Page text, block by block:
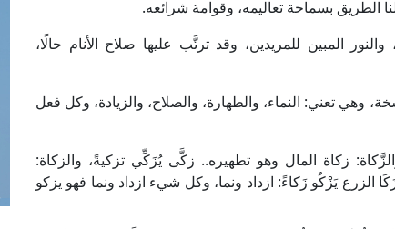
الطريق بسماحة تعاليمه، وقوامة شرائعه.
المبين للمريدين، وقد ترتَّب عليها صلاح الأنام حالًا،
وهي تعني: النماء، والطهارة، والصلاح، والزيادة، وكل فعل
زكاة المال وهو تطهيره.. زكَّى يُزَكِّي تزكيةً، والزكاة:
الزرع يَزْكُو زَكاءً: ازداد ونما، وكل شيء ازداد ونما فهو يزكو